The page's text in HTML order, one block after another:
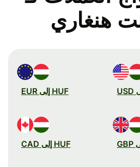
هنغاري
HUF إلى EUR
HUF إلى CAD